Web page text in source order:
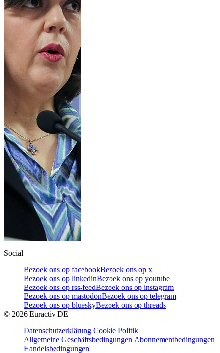
Social
Bezoek ons op facebookBezoek ons op x
Bezoek ons op linkedinBezoek ons op youtube
Bezoek ons op rss-feedBezoek ons op instagram
Bezoek ons op mastodonBezoek ons op telegram
Bezoek ons op blueskyBezoek ons op threads
© 2026 Euractiv DE
Datenschutzerklärung Cookie Politik
Allgemeine Geschäftsbedingungen Abonnementbedingungen
Handelsbedingungen